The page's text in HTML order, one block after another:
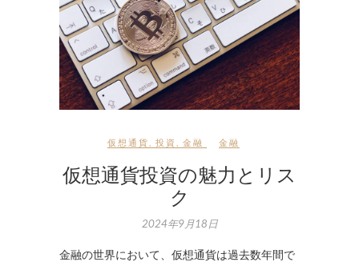
仮想通貨 投資 金融 金融
仮想通貨投資の魅力とリス
ク
2024年9月18日
金融の世界において、仮想通貨は過去数年間で